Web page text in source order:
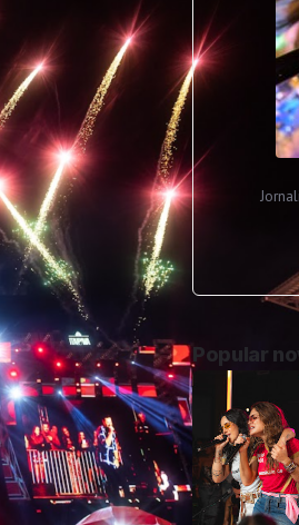
Popular